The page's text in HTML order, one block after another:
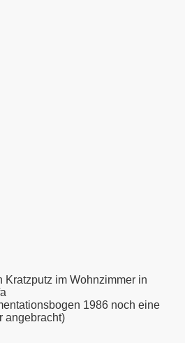
Kratzputz im Wohnzimmer in
1986 noch eine
angebracht)